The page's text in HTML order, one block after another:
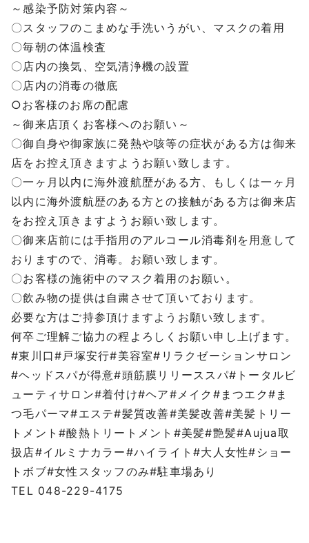
～感染予防対策内容～
〇スタッフのこまめな手洗いうがい、マスクの着用
〇毎朝の体温検査
〇店内の換気、空気清浄機の設置
〇店内の消毒の徹底
○お客様のお席の配慮
～御来店頂くお客様へのお願い～
〇御自身や御家族に発熱や咳等の症状がある方は御来
店をお控え頂きますようお願い致します。
〇一ヶ月以内に海外渡航歴がある方、もしくは一ヶ月
以内に海外渡航歴のある方との接触がある方は御来店
をお控え頂きますようお願い致します。
〇御来店前には手指用のアルコール消毒剤を用意して
おりますので、消毒。お願い致します。
〇お客様の施術中のマスク着用のお願い。
〇飲み物の提供は自粛させて頂いております。
必要な方はご持参頂けますようお願い致します。
何卒ご理解ご協力の程よろしくお願い申し上げます。
#東川口#戸塚安行#美容室#リラクゼーションサロン
#ヘッドスパが得意#頭筋膜リリーススパ#トータルビ
ューティサロン#着付け#ヘア#メイク#まつエク#ま
つ毛パーマ#エステ#髪質改善#美髪改善#美髪トリー
トメント#酸熱トリートメント#美髪#艶髪#Aujua取
扱店#イルミナカラー#ハイライト#大人女性#ショー
トボブ#女性スタッフのみ#駐車場あり
TEL 048-229-4175